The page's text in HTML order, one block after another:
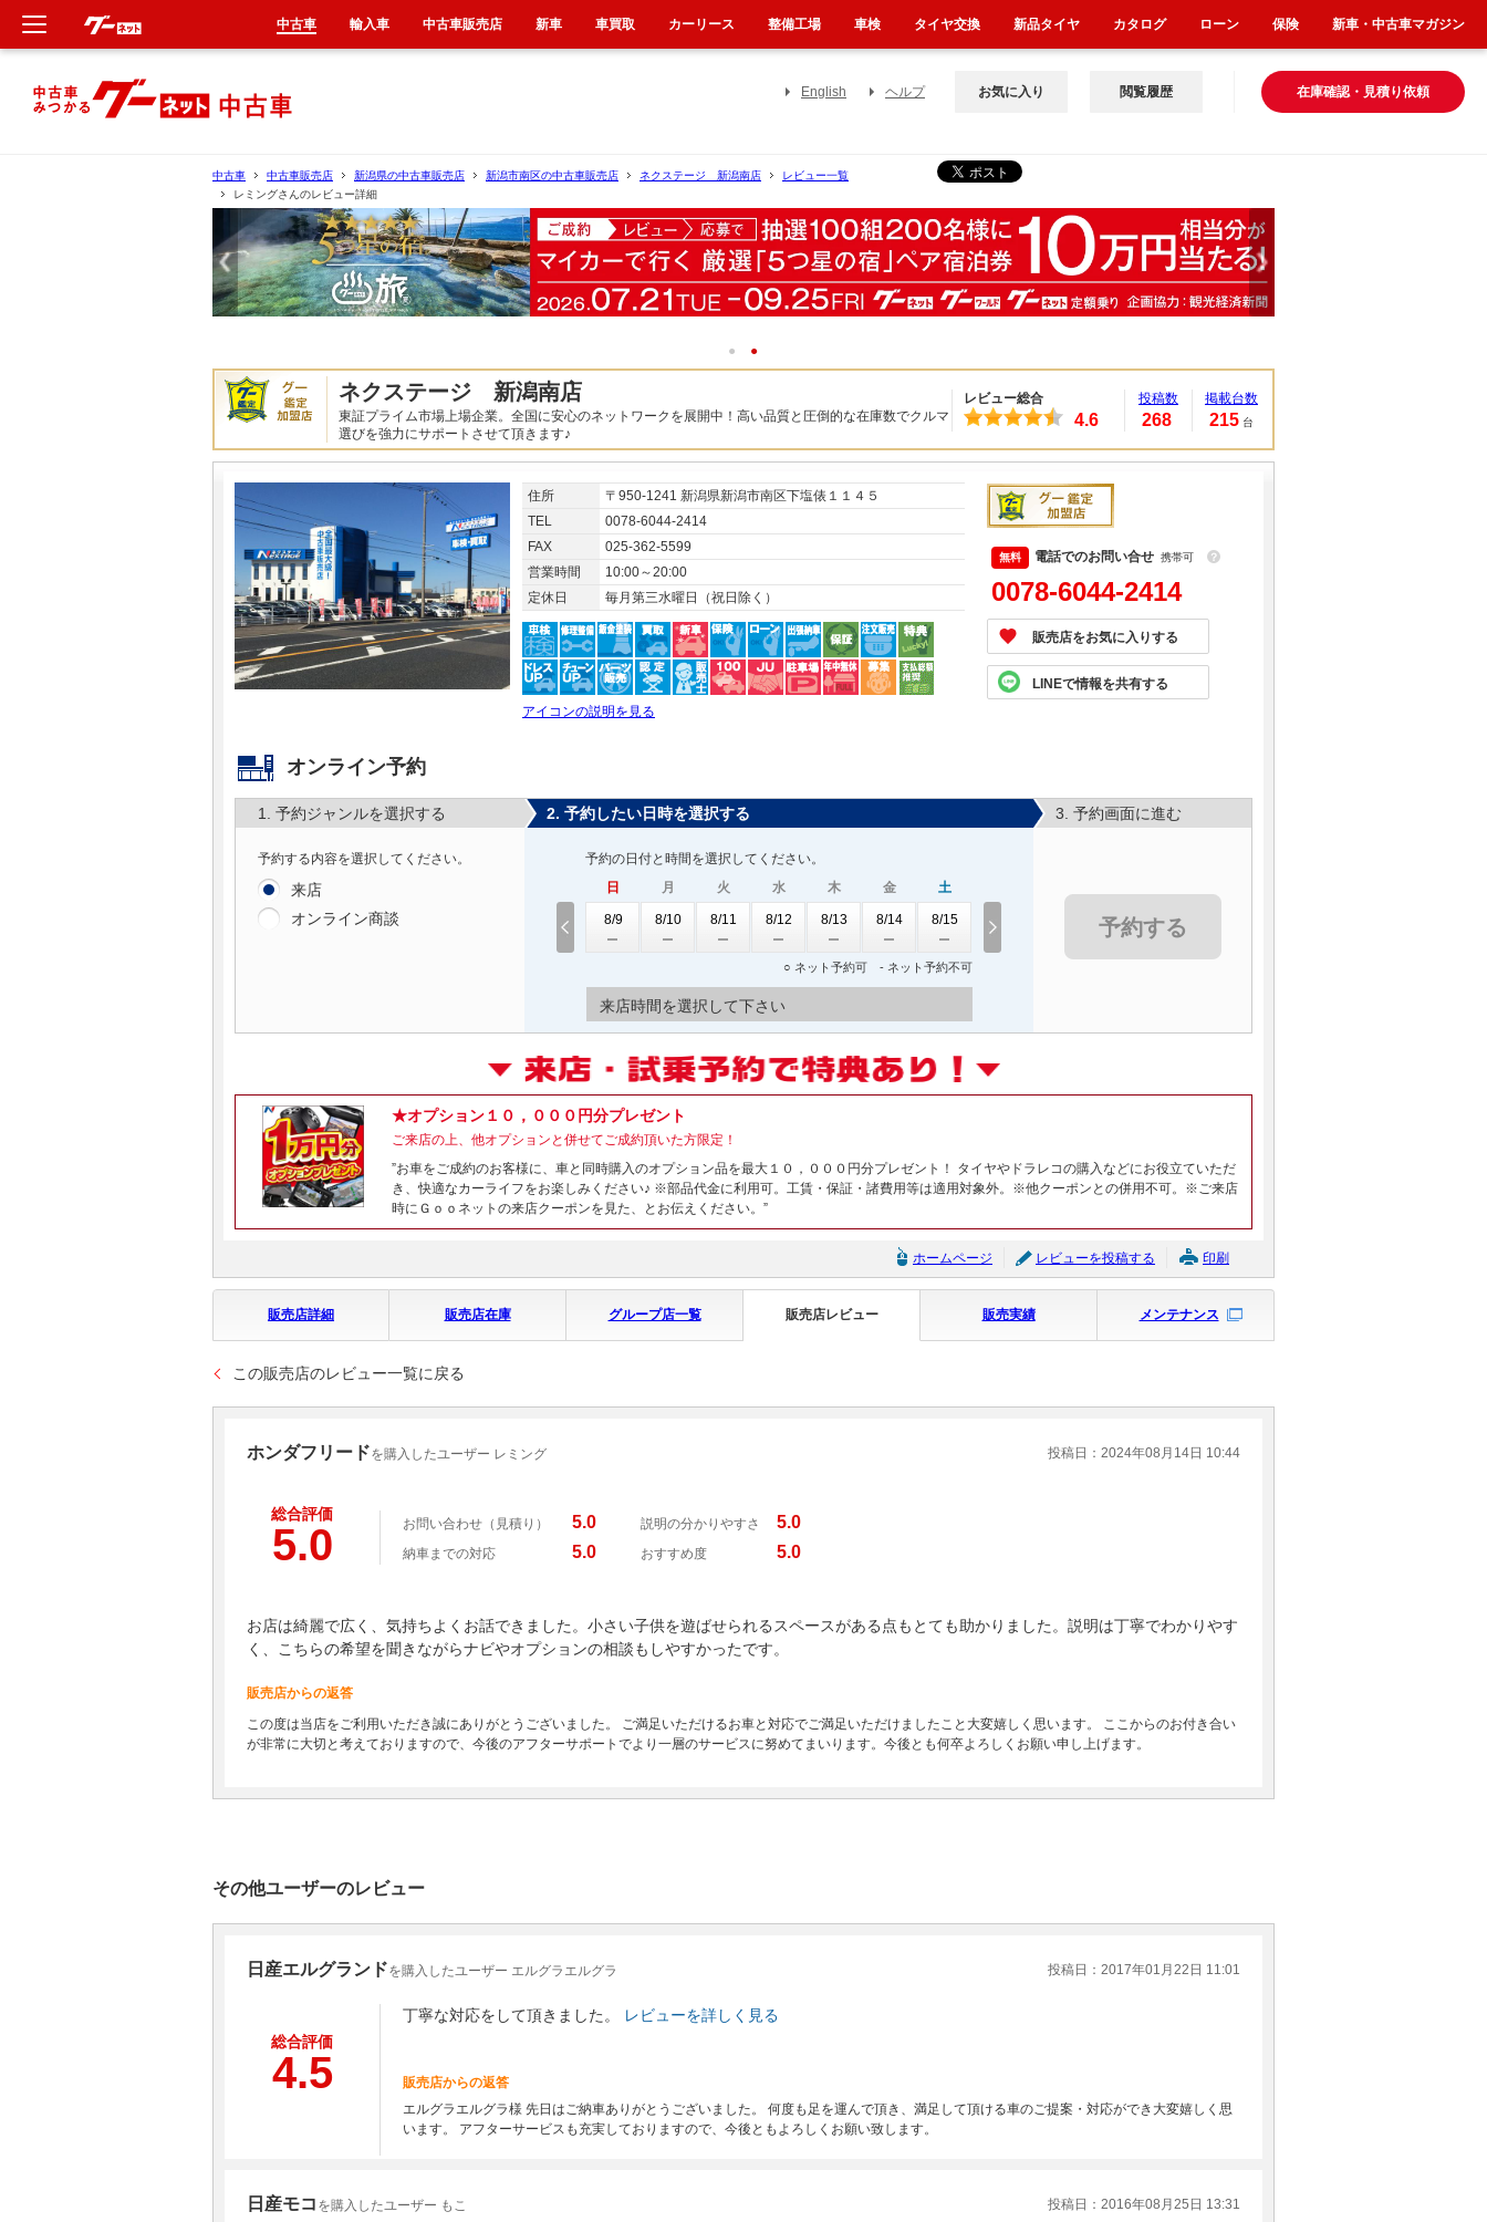
English ヘルプ 在庫確認・見積り依頼
お気に入り 閲覧履歴
中古車 中古車販売店 新潟県の中古車販売店 新潟市南区の中古車販売店 ネクステージ 新潟南店
レビュー一覧
レミングさんのレビュー詳細
ネクステージ 新潟南店
東証プライム市場上場企業。全国に安心のネットワークを展開中！高い品質と圧倒的な在庫数でクルマ
選びを強力にサポートさせて頂きます♪
レビュー総合
4.6
投稿数
268
掲載台数
215 台
住所
〒950-1241 新潟県新潟市南区下塩俵１１４５
TEL
0078-6044-2414
FAX
025-362-5599
営業時間
10:00～20:00
定休日
毎月第三水曜日（祝日除く）
アイコンの説明を見る
電話でのお問い合せ 携帯可 ？
0078-6044-2414
販売店をお気に入りする
LINEで情報を共有する
オンライン予約
1. 予約ジャンルを選択する
予約する内容を選択してください。
来店
オンライン商談
2. 予約したい日時を選択する
予約の日付と時間を選択してください。
日
8/9
月
8/10
火
8/11
水
8/12
木
8/13
金
8/14
土
8/15
○ ネット予約可 - ネット予約不可
来店時間を選択して下さい
3. 予約画面に進む
予約する
★オプション１０，０００円分プレゼント
ご来店の上、他オプションと併せてご成約頂いた方限定！
”お車をご成約のお客様に、車と同時購入のオプション品を最大１０，０００円分プレゼント！ タイヤやドラレコの購入などにお役立ていただ
き、快適なカーライフをお楽しみください♪ ※部品代金に利用可。工賃・保証・諸費用等は適用対象外。※他クーポンとの併用不可。※ご来店
時にＧｏｏネットの来店クーポンを見た、とお伝えください。”
ホームページ レビューを投稿する 印刷
販売店詳細 販売店在庫 グループ店一覧 販売店レビュー 販売実績 メンテナンス
この販売店のレビュー一覧に戻る
ホンダフリードを購入したユーザー レミング 投稿日：2024年08月14日 10:44
総合評価
5.0 お問い合わせ（見積り） 5.0 説明の分かりやすさ 5.0
納車までの対応 5.0 おすすめ度 5.0
お店は綺麗で広く、気持ちよくお話できました。小さい子供を遊ばせられるスペースがある点もとても助かりました。説明は丁寧でわかりやす
く、こちらの希望を聞きながらナビやオプションの相談もしやすかったです。
販売店からの返答
この度は当店をご利用いただき誠にありがとうございました。 ご満足いただけるお車と対応でご満足いただけましたこと大変嬉しく思います。 ここからのお付き合い
が非常に大切と考えておりますので、今後のアフターサポートでより一層のサービスに努めてまいります。今後とも何卒よろしくお願い申し上げます。
その他ユーザーのレビュー
日産エルグランドを購入したユーザー エルグラエルグラ 投稿日：2017年01月22日 11:01
総合評価
4.5
丁寧な対応をして頂きました。 レビューを詳しく見る
販売店からの返答
エルグラエルグラ様 先日はご納車ありがとうございました。 何度も足を運んで頂き、満足して頂ける車のご提案・対応ができ大変嬉しく思
います。 アフターサービスも充実しておりますので、今後ともよろしくお願い致します。
日産モコ を購入したユーザー もこ 投稿日：2016年08月25日 13:31
中古車 輸入車 中古車販売店 新車 車買取 カーリース 整備工場 車検 タイヤ交換 新品タイヤ カタログ ローン 保険 新車・中古車マガジン
新車